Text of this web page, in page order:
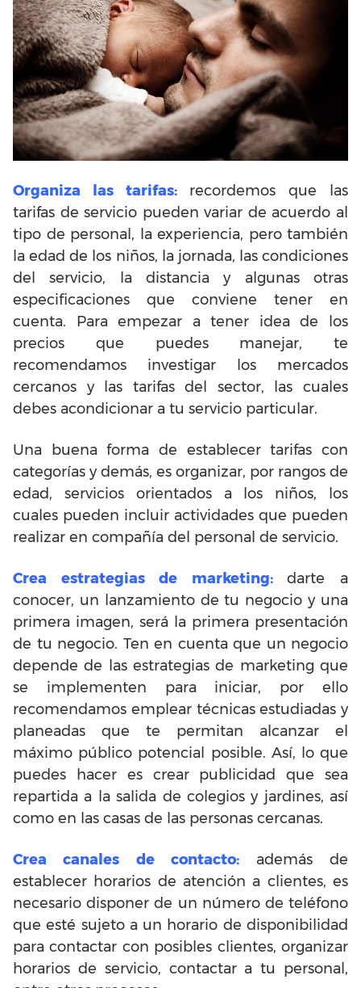
Organiza las tarifas: recordemos que las
tarifas de servicio pueden variar de acuerdo al
tipo de personal, la experiencia, pero también
la edad de los niños, la jornada, las condiciones
del servicio, la distancia y algunas otras
especificaciones que conviene tener en
cuenta. Para empezar a tener idea de los
precios que puedes manejar, te
recomendamos investigar los mercados
cercanos y las tarifas del sector, las cuales
debes acondicionar a tu servicio particular.
Una buena forma de establecer tarifas con
categorías y demás, es organizar, por rangos de
edad, servicios orientados a los niños, los
cuales pueden incluir actividades que pueden
realizar en compañía del personal de servicio.
Crea estrategias de marketing:darte a
conocer, un lanzamiento de tu negocio y una
primera imagen, será la primera presentación
de tu negocio. Ten en cuenta que un negocio
depende de las estrategias de marketing que
se implementen para iniciar, por ello
recomendamos emplear técnicas estudiadas y
planeadas que te permitan alcanzar el
máximo público potencial posible. Así, lo que
puedes hacer es crear publicidad que sea
repartida a la salida de colegios y jardines, así
como en las casas de las personas cercanas.
Crea canales de contacto: además de
establecer horarios de atención a clientes, es
necesario disponer de un número de teléfono
que esté sujeto a un horario de disponibilidad
para contactar con posibles clientes, organizar
horarios de servicio, contactar a tu personal,